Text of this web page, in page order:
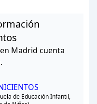
Madrid cuenta
de Educación Infantil,